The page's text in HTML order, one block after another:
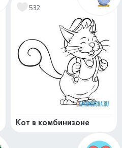
532
Кот в комбинизоне